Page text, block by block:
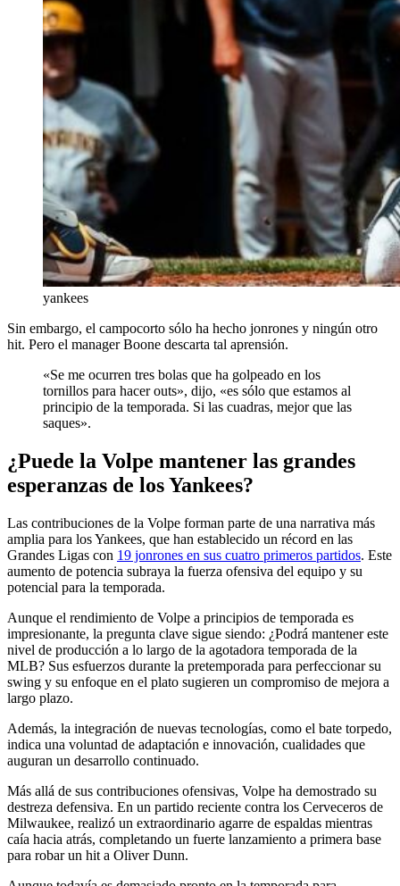
yankees
Sin embargo, el campocorto sólo ha hecho jonrones y ningún otro
hit. Pero el manager Boone descarta tal aprensión.
«Se me ocurren tres bolas que ha golpeado en los
tornillos para hacer outs», dijo, «es sólo que estamos al
principio de la temporada. Si las cuadras, mejor que las
saques».
¿Puede la Volpe mantener las grandes
esperanzas de los Yankees?
Las contribuciones de la Volpe forman parte de una narrativa más
amplia para los Yankees, que han establecido un récord en las
Grandes Ligas con 19 jonrones en sus cuatro primeros partidos. Este
aumento de potencia subraya la fuerza ofensiva del equipo y su
potencial para la temporada.
Aunque el rendimiento de Volpe a principios de temporada es
impresionante, la pregunta clave sigue siendo: ¿Podrá mantener este
nivel de producción a lo largo de la agotadora temporada de la
MLB? Sus esfuerzos durante la pretemporada para perfeccionar su
swing y su enfoque en el plato sugieren un compromiso de mejora a
largo plazo.
Además, la integración de nuevas tecnologías, como el bate torpedo,
indica una voluntad de adaptación e innovación, cualidades que
auguran un desarrollo continuado.
Más allá de sus contribuciones ofensivas, Volpe ha demostrado su
destreza defensiva. En un partido reciente contra los Cerveceros de
Milwaukee, realizó un extraordinario agarre de espaldas mientras
caía hacia atrás, completando un fuerte lanzamiento a primera base
para robar un hit a Oliver Dunn.